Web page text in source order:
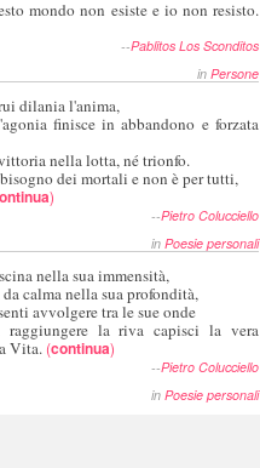
mondo non esiste e io non resisto.
--Pablitos Los Sconditos
in Persone
dilania l'anima,
finisce in abbandono e forzata
nella lotta, né trionfo.
dei mortali e non è per tutti,
)
--Pietro Colucciello
in Poesie personali
nella sua immensità,
calma nella sua profondità,
avvolgere tra le sue onde
la riva capisci la vera
Vita. (continua)
--Pietro Colucciello
in Poesie personali